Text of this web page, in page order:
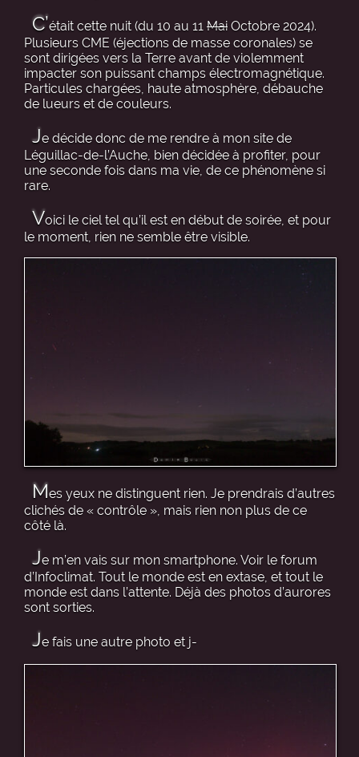
C’était cette nuit (du 10 au 11 Mai Octobre 2024).
Plusieurs CME (éjections de masse coronales) se
sont dirigées vers la Terre avant de violemment
impacter son puissant champs électromagnétique.
Particules chargées, haute atmosphère, débauche
de lueurs et de couleurs.
Je décide donc de me rendre à mon site de
Léguillac-de-l’Auche, bien décidée à profiter, pour
une seconde fois dans ma vie, de ce phénomène si
rare.
Voici le ciel tel qu’il est en début de soirée, et pour
le moment, rien ne semble être visible.
Mes yeux ne distinguent rien. Je prendrais d’autres
clichés de « contrôle », mais rien non plus de ce
côté là.
Je m’en vais sur mon smartphone. Voir le forum
d’Infoclimat. Tout le monde est en extase, et tout le
monde est dans l’attente. Déjà des photos d’aurores
sont sorties.
Je fais une autre photo et j-